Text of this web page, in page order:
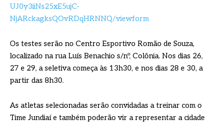
UJ0y3iiNs25xE5ujC-
NjARckagksQOvRDqHRNNQ/viewform
Os testes serão no Centro Esportivo Romão de Souza,
localizado na rua Luís Benachio s/nº, Colônia. Nos dias 26,
27 e 29, a seletiva começa às 13h30, e nos dias 28 e 30, a
partir das 8h30.
As atletas selecionadas serão convidadas a treinar com o
Time Jundiaí e também poderão vir a representar a cidade